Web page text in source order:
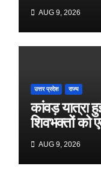
AUG 9, 2026
उत्तर प्रदेश राज्य
कांवड़ यात्रा
शिवभक्तों को
AUG 9, 2026